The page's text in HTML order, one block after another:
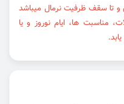
و تا سقف ظرفیت نرمال میباشد
مناسبت ها، ایام نوروز و یا